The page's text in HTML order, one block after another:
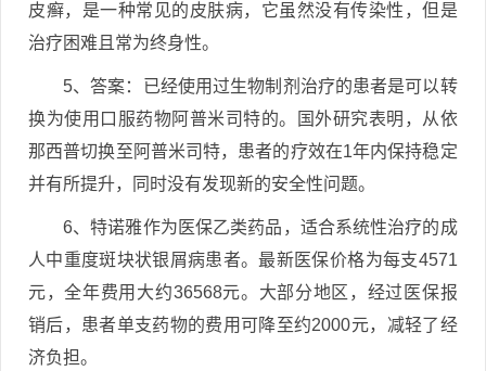
皮癣，是一种常见的皮肤病，它虽然没有传染性，但是
治疗困难且常为终身性。
5、答案：已经使用过生物制剂治疗的患者是可以转
换为使用口服药物阿普米司特的。国外研究表明，从依
那西普切换至阿普米司特，患者的疗效在1年内保持稳定
并有所提升，同时没有发现新的安全性问题。
6、特诺雅作为医保乙类药品，适合系统性治疗的成
人中重度斑块状银屑病患者。最新医保价格为每支4571
元，全年费用大约36568元。大部分地区，经过医保报
销后，患者单支药物的费用可降至约2000元，减轻了经
济负担。